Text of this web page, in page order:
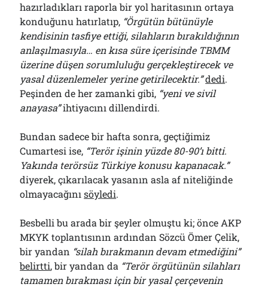
hazırladıkları raporla bir yol haritasının ortaya
konduğunu hatırlatıp, “Örgütün bütünüyle
kendisinin tasfiye ettiği, silahların bırakıldığının
anlaşılmasıyla… en kısa süre içerisinde TBMM
üzerine düşen sorumluluğu gerçekleştirecek ve
yasal düzenlemeler yerine getirilecektir.”dedi.
Peşinden de her zamanki gibi, “yeni ve sivil
anayasa”ihtiyacını dillendirdi.
Bundan sadece bir hafta sonra, geçtiğimiz
Cumartesi ise, “Terör işinin yüzde 80-90’ı bitti.
Yakında terörsüz Türkiye konusu kapanacak.”
diyerek, çıkarılacak yasanın asla af niteliğinde
olmayacağınısöyledi.
Besbelli bu arada bir şeyler olmuştu ki; önce AKP
MKYK toplantısının ardından Sözcü Ömer Çelik,
bir yandan “silah bırakmanın devam etmediğini”
belirtti, bir yandan da “Terör örgütünün silahları
tamamen bırakması için bir yasal çerçevenin